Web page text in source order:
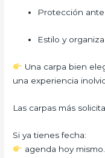
Protección
Estilo y
Una carpa bien
una experiencia
Las carpas más
Si ya tienes fecha:
agenda hoy mismo.